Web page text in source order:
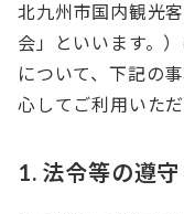
北九州市国内観光
会」といいます。
について、下記の
心してご利用いた
1. 法令等の遵守